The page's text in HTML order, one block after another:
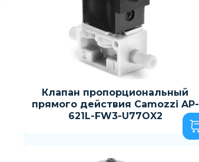
Клапан пропорциональный
прямого действия Camozzi AP-
621L-FW3-U77OX2